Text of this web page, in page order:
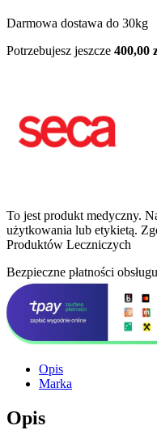
Darmowa dostawa do 30kg
Potrzebujesz jeszcze 400,00
To jest produkt medyczny.
użytkowania lub etykietą.
Produktów Leczniczych
Bezpieczne płatności
Opis
Marka
Opis